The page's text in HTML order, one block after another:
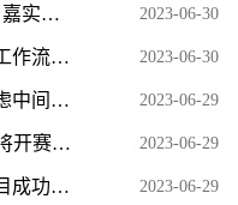
每日看点！6月29日基金净值：嘉实中证500ETF联接A最新净值1.7035，涨0.03% 2023-06-30
【环球时快讯】物料员每天的工作流程 物料员 2023-06-30
不考虑中间打一个成语（不考虑中间打一成语） 2023-06-29
游戏、AI再度助攻，下半场即将开赛，主线在哪儿？ 世界今日报 2023-06-29
全国首个万吨级新能源制氢项目成功制取第一方“绿氢” 2023-06-29